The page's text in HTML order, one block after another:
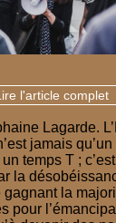
l'article complet
Lagarde.
jamais
temps T ; c’est
la
gagnant la
pour